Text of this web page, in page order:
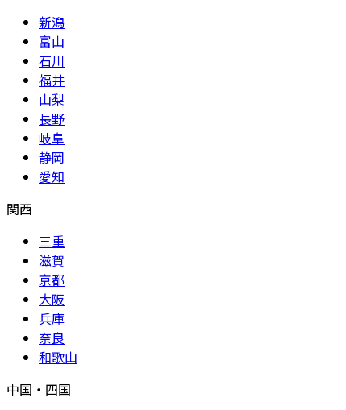
新潟
富山
石川
福井
山梨
長野
岐阜
静岡
愛知
関西
三重
滋賀
京都
大阪
兵庫
奈良
和歌山
中国・四国